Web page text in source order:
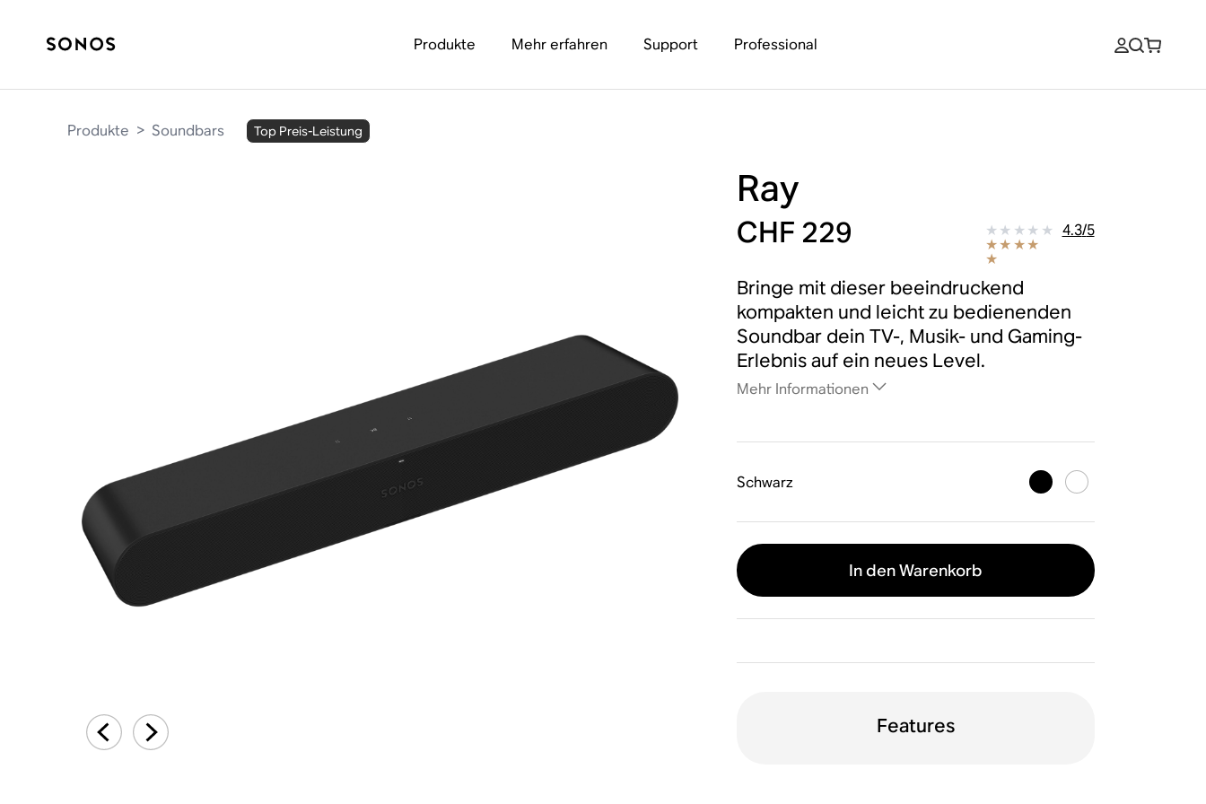
Produkte Mehr erfahren Support Professional
Produkte > Soundbars Top Preis-Leistung
Ray
CHF 229 4.3/5
Bringe mit dieser beeindruckend
kompakten und leicht zu bedienenden
Soundbar dein TV-, Musik- und Gaming-
Erlebnis auf ein neues Level.
Mehr Informationen
Schwarz
In den Warenkorb
Features